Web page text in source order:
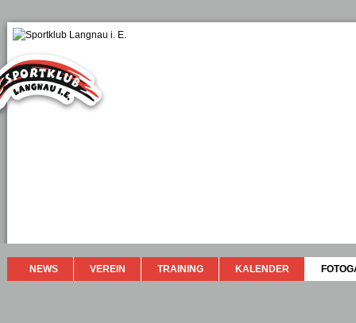
NEWS VEREIN TRAINING KALENDER